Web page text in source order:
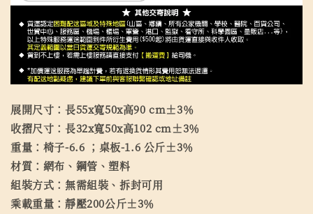
展開尺寸：長55x寬50x高90 cm±3％
收摺尺寸：長32x寬50x高102 cm±3％
重量：椅子-6.6 ；桌板-1.6 公斤±3％
材質：網布、鋼管、塑料
組裝方式：無需組裝、拆封可用
乘載重量：靜壓200公斤±3％